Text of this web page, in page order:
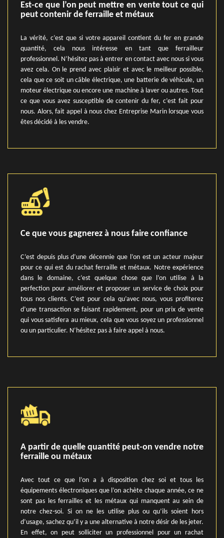
Est-ce que l’on peut mettre en vente tout ce qui
peut contenir de ferraille et métaux
La vérité, c’est que si votre appareil contient du fer en grande
quantité, cela nous intéresse en tant que ferrailleur
professionnel. N’hésitez pas à entrer en contact avec nous si vous
avez cela. On le prend avec plaisir et avec le meilleur possible,
cela que ce soit un câble électrique, une batterie de véhicule, un
moteur électrique ou encore une machine à laver ou autres. Tout
ce que vous avez susceptible de contenir du fer, c’est fait pour
nous. Alors, fait appel à nous chez Entreprise Marin lorsque vous
êtes décidé à les vendre.
Ce que vous gagnerez à nous faire confiance
C’est depuis plus d’une décennie que l’on est un acteur majeur
pour ce qui est du rachat ferraille et métaux. Notre expérience
dans le domaine, c’est quelque chose que l’on utilise à la
perfection pour améliorer et proposer un service de choix pour
tous nos clients. C’est pour cela qu’avec nous, vous profiterez
d’une transaction se faisant rapidement, pour un prix de vente
qui vous satisfera au mieux, cela que vous soyez un professionnel
ou un particulier. N’hésitez pas à faire appel à nous.
A partir de quelle quantité peut-on vendre notre
ferraille ou métaux
Avec tout ce que l’on a à disposition chez soi et tous les
équipements électroniques que l’on achète chaque année, ce ne
sont pas les ferrailles et les métaux qui manquent au sein de
notre chez-soi. Si on ne les utilise plus ou qu’ils soient hors
d’usage, sachez qu’il y a une alternative à notre désir de les jeter.
En effet, on peut solliciter un professionnel pour un rachat